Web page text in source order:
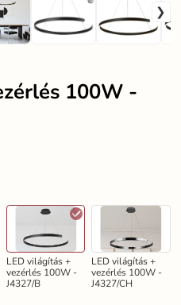
100W -
LED világítás +
vezérlés 100W -
J4327/B
LED világítás +
vezérlés 100W -
J4327/CH